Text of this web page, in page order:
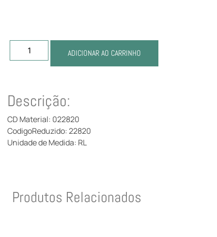
ADICIONAR AO CARRINHO
Descrição:
CD Material: 022820
CodigoReduzido: 22820
Unidade de Medida: RL
Produtos Relacionados